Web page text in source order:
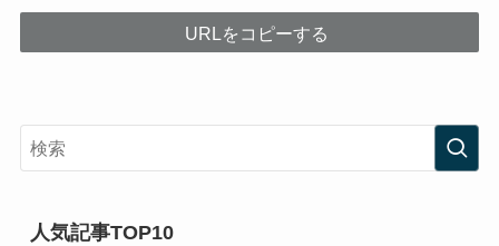
URLをコピーする
人気記事TOP10